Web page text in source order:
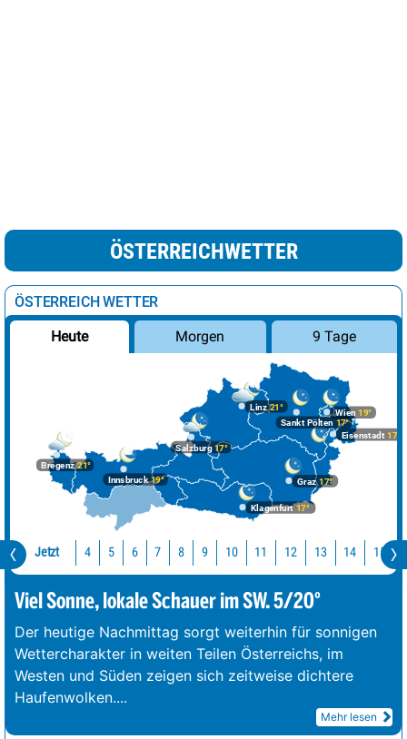
ÖSTERREICHWETTER
ÖSTERREICH WETTER
Heute Morgen 9 Tage
Bregenz21°
Graz17°
Innsbruck19°
Klagenfurt 17°
Linz21°
Salzburg17°
Wien 19°
Eisenstadt 17°
Sankt Pölten 17°
Jetzt 4 5 6 7 8 9 10 11 12 13 14 15
Viel Sonne, lokale Schauer im SW. 5/20°
Der heutige Nachmittag sorgt weiterhin für sonnigen
Wettercharakter in weiten Teilen Österreichs, im
Westen und Süden zeigen sich zeitweise dichtere
Haufenwolken....
Mehr lesen